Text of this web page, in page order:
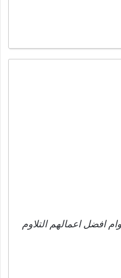
افضل اعمالهم التلاوم